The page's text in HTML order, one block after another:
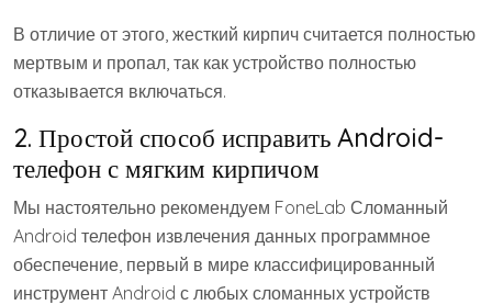
В отличие от этого, жесткий кирпич считается полностью
мертвым и пропал, так как устройство полностью
отказывается включаться.
2. Простой способ исправить Android-
телефон с мягким кирпичом
Мы настоятельно рекомендуем FoneLab Сломанный
Android телефон извлечения данных программное
обеспечение, первый в мире классифицированный
инструмент Android с любых сломанных устройств